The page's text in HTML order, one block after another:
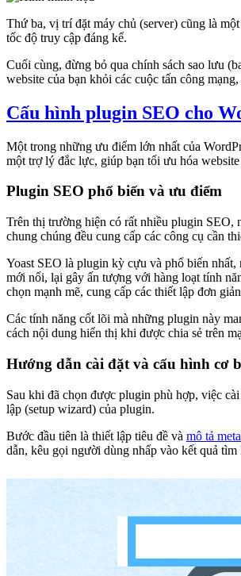
Thứ ba, vị trí đặt máy chủ (server) cũng là
tốc độ truy cập đáng kể.
Cuối cùng, đừng bỏ qua chính sách sao lưu
website của bạn khỏi các cuộc tấn công
Cấu hình plugin SEO cho
Một trong những ưu điểm lớn nhất của
một trợ lý đắc lực, giúp bạn tối ưu hóa
Plugin SEO phổ biến và ưu điểm
Trên thị trường hiện có rất nhiều plugin SEO,
chung chúng đều cung cấp các công cụ cần
Yoast SEO là plugin kỳ cựu và phổ biến
mới nổi, lại gây ấn tượng với hàng loạt tính
chọn mạnh mẽ, cung cấp các thiết lập đơn
Các tính năng cốt lõi mà những plugin này
cách nội dung hiển thị khi được chia sẻ trên
Hướng dẫn cài đặt và cấu hình cơ
Sau khi đã chọn được plugin phù hợp, việc
lập (setup wizard) của plugin.
Bước đầu tiên là thiết lập tiêu đề và mô tả meta
dẫn, kêu gọi người dùng nhấp vào kết quả tìm